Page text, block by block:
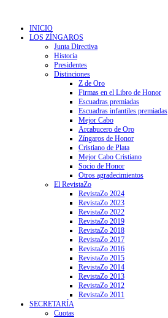
INICIO
LOS ZÍNGAROS
Junta Directiva
Historia
Presidentes
Distinciones
Z de Oro
Firmas en el Libro de Honor
Escuadras premiadas
Escuadras infantiles premiadas
Mejor Cabo
Arcabucero de Oro
Zíngaros de Honor
Cristiano de Plata
Mejor Cabo Cristiano
Socio de Honor
Otros agradecimientos
El RevistaZo
RevistaZo 2024
RevistaZo 2023
RevistaZo 2022
RevistaZo 2019
RevistaZo 2018
RevistaZo 2017
RevistaZo 2016
RevistaZo 2015
RevistaZo 2014
RevistaZo 2013
RevistaZo 2012
RevistaZo 2011
SECRETARÍA
Cuotas